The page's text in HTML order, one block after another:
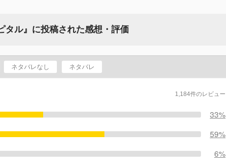
タル』に投稿された感想・評価
ネタバレなし ネタバレ
1,184件のレビュー
33%
59%
6%